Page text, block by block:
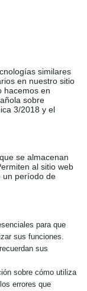
similares
en nuestro sitio
hacemos en
sobre
3/2018 y el
se almacenan
al sitio web
un período de
para que
sus funciones.
sus
sobre cómo utiliza
errores que